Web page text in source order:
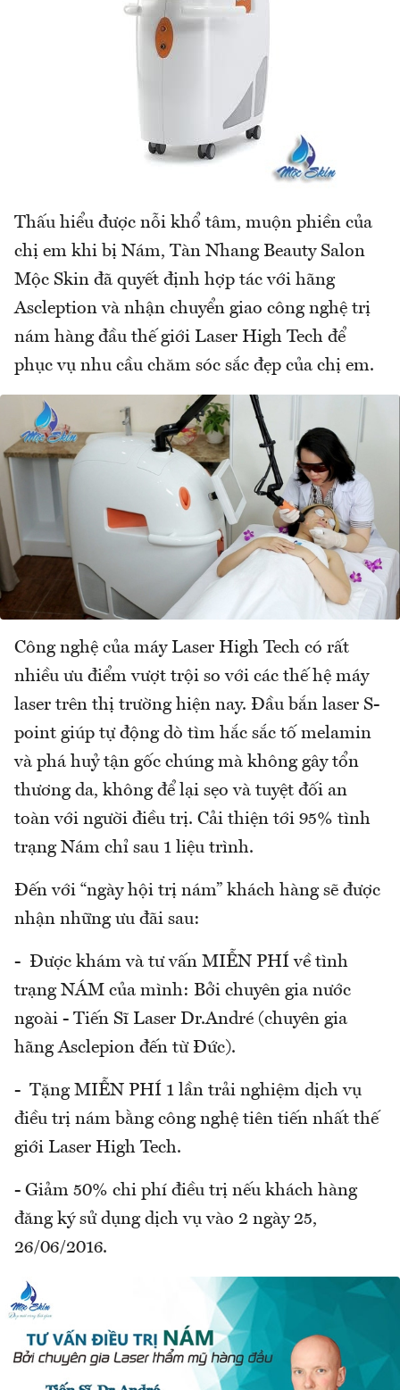
Thấu hiểu được nỗi khổ tâm, muộn phiền của
chị em khi bị Nám, Tàn Nhang Beauty Salon
Mộc Skin đã quyết định hợp tác với hãng
Ascleption và nhận chuyển giao công nghệ trị
nám hàng đầu thế giới Laser High Tech để
phục vụ nhu cầu chăm sóc sắc đẹp của chị em.
Công nghệ của máy Laser High Tech có rất
nhiều ưu điểm vượt trội so với các thế hệ máy
laser trên thị trường hiện nay. Đầu bắn laser S-
point giúp tự động dò tìm hắc sắc tố melamin
và phá huỷ tận gốc chúng mà không gây tổn
thương da, không để lại sẹo và tuyệt đối an
toàn với người điều trị. Cải thiện tới 95% tình
trạng Nám chỉ sau 1 liệu trình.
Đến với “ngày hội trị nám” khách hàng sẽ được
nhận những ưu đãi sau:
- Được khám và tư vấn MIỄN PHÍ về tình
trạng NÁM của mình: Bởi chuyên gia nước
ngoài - Tiến Sĩ Laser Dr.André (chuyên gia
hãng Asclepion đến từ Đức).
- Tặng MIỄN PHÍ 1 lần trải nghiệm dịch vụ
điều trị nám bằng công nghệ tiên tiến nhất thế
giới Laser High Tech.
- Giảm 50% chi phí điều trị nếu khách hàng
đăng ký sử dụng dịch vụ vào 2 ngày 25,
26/06/2016.